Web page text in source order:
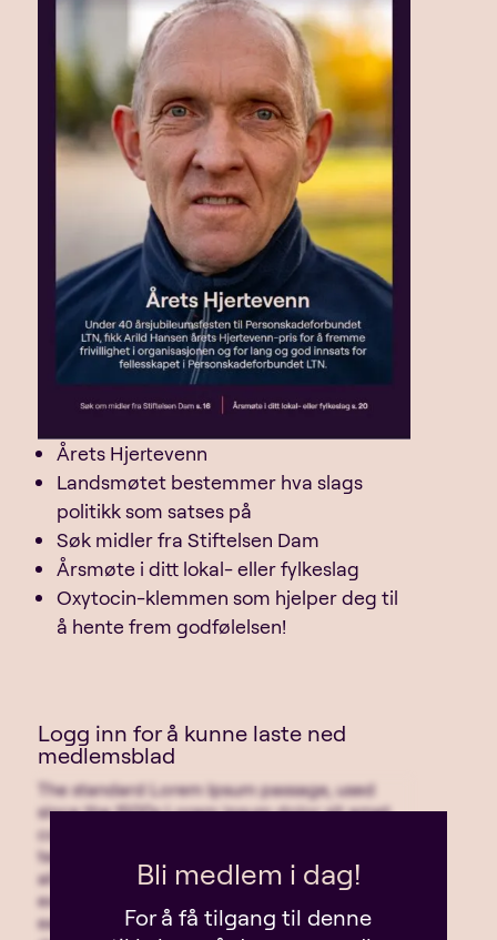
Årets Hjertevenn
Landsmøtet bestemmer hva slags
politikk som satses på
Søk midler fra Stiftelsen Dam
Årsmøte i ditt lokal- eller fylkeslag
Oxytocin-klemmen som hjelper deg til
å hente frem godfølelsen!
Logg inn for å kunne laste ned
medlemsblad
The standard Lorem Ipsum passage, used
since the 1500s Lorem ipsum dolor sit amet,
consectetur adipiscing elit, sed do eiusmod
tempor incididunt ut labore et dolore magna
aliqua. Ut enim ad minim veniam, quis nostrud
exercitation ullamco laboris nisi ut aliquip ex
ea commodo consequat. Duis aute irure
Bli medlem i dag!
For å få tilgang til denne